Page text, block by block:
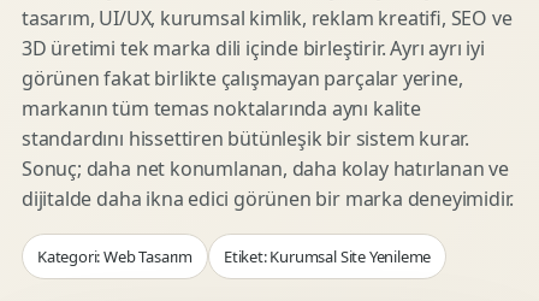
tasarım, UI/UX, kurumsal kimlik, reklam kreatifi, SEO ve
3D üretimi tek marka dili içinde birleştirir. Ayrı ayrı iyi
görünen fakat birlikte çalışmayan parçalar yerine,
markanın tüm temas noktalarında aynı kalite
standardını hissettiren bütünleşik bir sistem kurar.
Sonuç; daha net konumlanan, daha kolay hatırlanan ve
dijitalde daha ikna edici görünen bir marka deneyimidir.
Kategori: Web Tasarım Etiket: Kurumsal Site Yenileme